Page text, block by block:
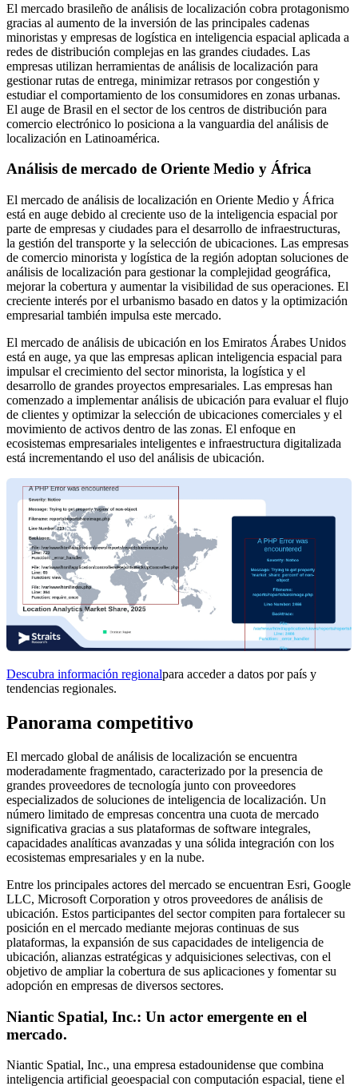
El mercado brasileño de análisis de localización cobra protagonismo
gracias al aumento de la inversión de las principales cadenas
minoristas y empresas de logística en inteligencia espacial aplicada a
redes de distribución complejas en las grandes ciudades. Las
empresas utilizan herramientas de análisis de localización para
gestionar rutas de entrega, minimizar retrasos por congestión y
estudiar el comportamiento de los consumidores en zonas urbanas.
El auge de Brasil en el sector de los centros de distribución para
comercio electrónico lo posiciona a la vanguardia del análisis de
localización en Latinoamérica.
Análisis de mercado de Oriente Medio y África
El mercado de análisis de localización en Oriente Medio y África
está en auge debido al creciente uso de la inteligencia espacial por
parte de empresas y ciudades para el desarrollo de infraestructuras,
la gestión del transporte y la selección de ubicaciones. Las empresas
de comercio minorista y logística de la región adoptan soluciones de
análisis de localización para gestionar la complejidad geográfica,
mejorar la cobertura y aumentar la visibilidad de sus operaciones. El
creciente interés por el urbanismo basado en datos y la optimización
empresarial también impulsa este mercado.
El mercado de análisis de ubicación en los Emiratos Árabes Unidos
está en auge, ya que las empresas aplican inteligencia espacial para
impulsar el crecimiento del sector minorista, la logística y el
desarrollo de grandes proyectos empresariales. Las empresas han
comenzado a implementar análisis de ubicación para evaluar el flujo
de clientes y optimizar la selección de ubicaciones comerciales y el
movimiento de activos dentro de las zonas. El enfoque en
ecosistemas empresariales inteligentes e infraestructura digitalizada
está incrementando el uso del análisis de ubicación.
Descubra información regionalpara acceder a datos por país y
tendencias regionales.
Panorama competitivo
El mercado global de análisis de localización se encuentra
moderadamente fragmentado, caracterizado por la presencia de
grandes proveedores de tecnología junto con proveedores
especializados de soluciones de inteligencia de localización. Un
número limitado de empresas concentra una cuota de mercado
significativa gracias a sus plataformas de software integrales,
capacidades analíticas avanzadas y una sólida integración con los
ecosistemas empresariales y en la nube.
Entre los principales actores del mercado se encuentran Esri, Google
LLC, Microsoft Corporation y otros proveedores de análisis de
ubicación. Estos participantes del sector compiten para fortalecer su
posición en el mercado mediante mejoras continuas de sus
plataformas, la expansión de sus capacidades de inteligencia de
ubicación, alianzas estratégicas y adquisiciones selectivas, con el
objetivo de ampliar la cobertura de sus aplicaciones y fomentar su
adopción en empresas de diversos sectores.
Niantic Spatial, Inc.: Un actor emergente en el
mercado.
Niantic Spatial, Inc., una empresa estadounidense que combina
inteligencia artificial geoespacial con computación espacial, tiene el